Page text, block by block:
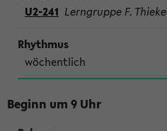
U2-241 Lerngruppe F. Thieke
wöchentlich
Beginn um 9 Uhr